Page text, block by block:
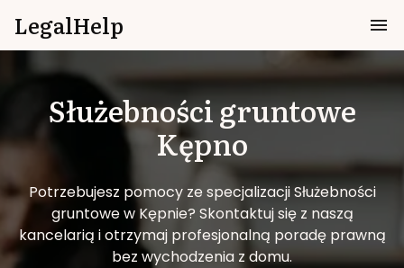
LegalHelp
Służebności gruntowe
Kępno
Potrzebujesz pomocy ze specjalizacji Służebności
gruntowe w Kępnie? Skontaktuj się z naszą
kancelarią i otrzymaj profesjonalną poradę prawną
bez wychodzenia z domu.